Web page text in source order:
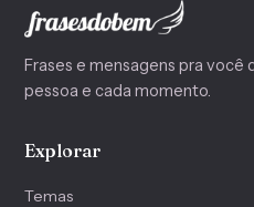
Frases e mensagens pra
pessoa e cada momento.
Explorar
Temas